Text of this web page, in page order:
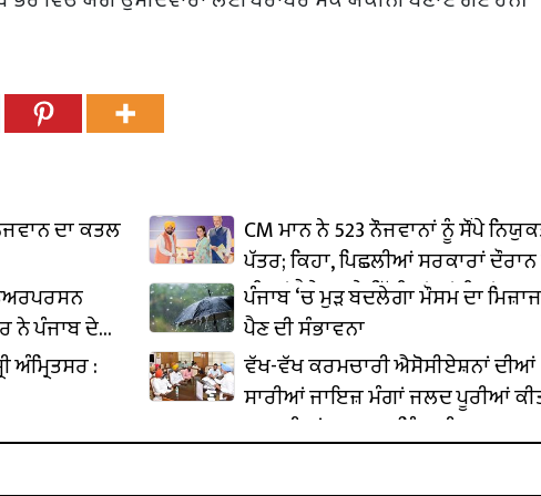
ਦਾ ਕਤਲ
CM ਮਾਨ ਨੇ 523 ਨੌਜਵਾਨਾਂ ਨੂੰ ਸੌਂਪੇ
ਪੱਤਰ; ਕਿਹਾ, ਪਿਛਲੀਆਂ ਸਰਕਾਰਾਂ
ਦੀ ਥਾਂ ਪੈਸੇ ਬਦਲੇ ਦਿੱਤੀਆਂ ਜਾਂਦੀਆਂ ਸਨ
ਨੌਕਰੀਆਂ
ਨੇ ਪੰਜਾਬ ਦੇ
ਪੰਜਾਬ ‘ਚ ਮੁੜ ਬਦਲੇਗਾ ਮੌਸਮ ਦਾ
ਪੈਣ ਦੀ ਸੰਭਾਵਨਾ
ਅੰਮ੍ਰਿਤਸਰ :
ਵੱਖ-ਵੱਖ ਕਰਮਚਾਰੀ ਐਸੋਸੀਏਸ਼ਨਾਂ ਦੀਆਂ
ਸਾਰੀਆਂ ਜਾਇਜ਼ ਮੰਗਾਂ ਜਲਦ ਪੂਰੀਆਂ
ਜਾਣਗੀਆਂ: ਹਰਪਾਲ ਸਿੰਘ ਚੀਮਾ